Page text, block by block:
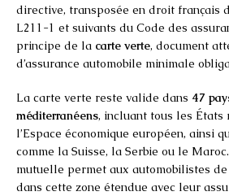
directive, transposée en droit français
L211-1 et suivants du Code des
principe de la carte verte, document
d’assurance automobile minimale
La carte verte reste valide dans 47
méditerranéens, incluant tous les États
l’Espace économique européen, ainsi
comme la Suisse, la Serbie ou le
mutuelle permet aux automobilistes
dans cette zone étendue avec leur